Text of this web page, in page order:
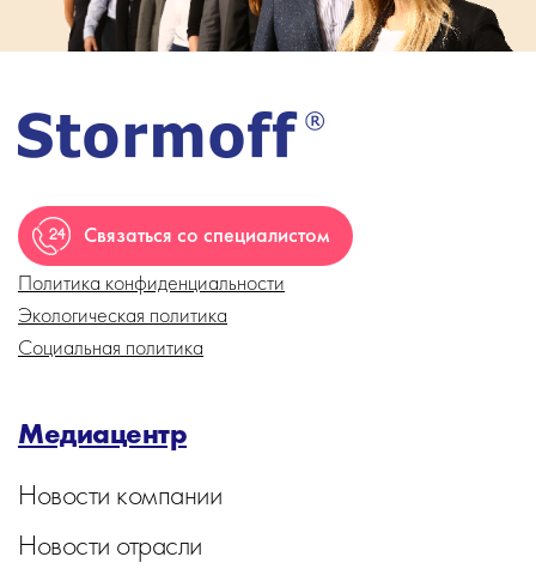
Связаться со специалистом
Политика конфиденциальности
Экологическая политика
Социальная политика
Медиацентр
Новости компании
Новости отрасли